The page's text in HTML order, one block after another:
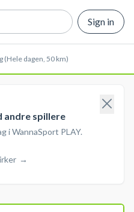
Sign in
(Hele dagen, 50 km)
andre spillere
i WannaSport PLAY.
→